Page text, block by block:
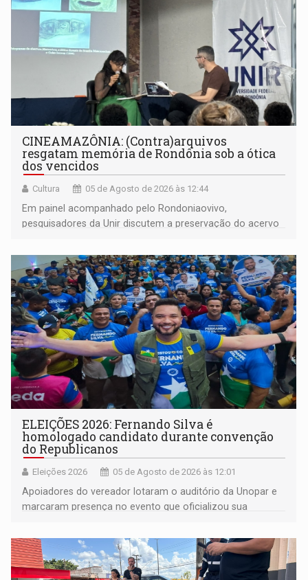
CINEAMAZÔNIA: (Contra)arquivos
resgatam memória de Rondônia sob a ótica
dos vencidos
Cultura 05 de Agosto de 2026 às 12:44
Em painel acompanhado pelo Rondoniaovivo,
pesquisadores da Unir discutem a preservação do acervo
memória como bússola para o futuro
ELEIÇÕES 2026: Fernando Silva é
homologado candidato durante convenção
do Republicanos
Eleições 2026 05 de Agosto de 2026 às 12:01
Apoiadores do vereador lotaram o auditório da Unopar e
marcaram presença no evento que oficializou sua